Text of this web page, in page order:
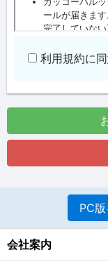
利用規約に
PC
会社案内